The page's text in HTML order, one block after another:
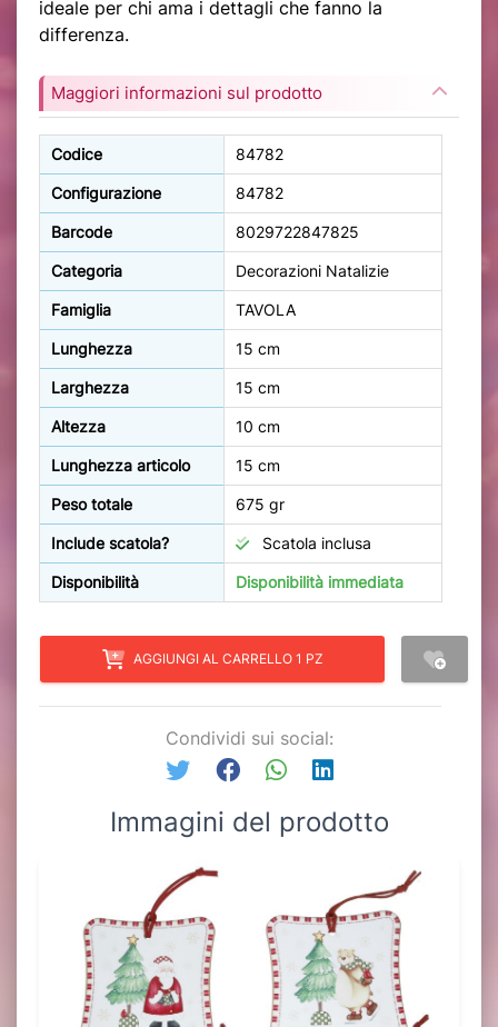
ideale per chi ama i dettagli che fanno la
differenza.
Maggiori informazioni sul prodotto
Codice 84782
Configurazione 84782
Barcode 8029722847825
Categoria Decorazioni Natalizie
Famiglia TAVOLA
Lunghezza 15 cm
Larghezza 15 cm
Altezza 10 cm
Lunghezza articolo 15 cm
Peso totale 675 gr
Include scatola? Scatola inclusa
Disponibilità Disponibilità immediata
AGGIUNGI AL CARRELLO 1 PZ
Condividi sui social:
Immagini del prodotto